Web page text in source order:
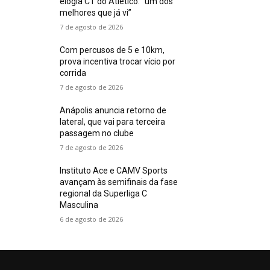
melhores que já vi”
7 de agosto de 2026
Com percusos de 5 e 10km,
prova incentiva trocar vício por
corrida
7 de agosto de 2026
Anápolis anuncia retorno de
lateral, que vai para terceira
passagem no clube
7 de agosto de 2026
Instituto Ace e CAMV Sports
avançam às semifinais da fase
regional da Superliga C
Masculina
6 de agosto de 2026